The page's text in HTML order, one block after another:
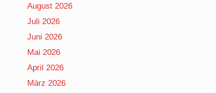
August 2026
Juli 2026
Juni 2026
Mai 2026
April 2026
März 2026